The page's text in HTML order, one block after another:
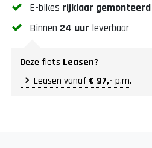
E-bikes rijklaar gemonteerd
Binnen 24 uur leverbaar
Deze fiets Leasen?
Leasen vanaf € 97,- p.m.